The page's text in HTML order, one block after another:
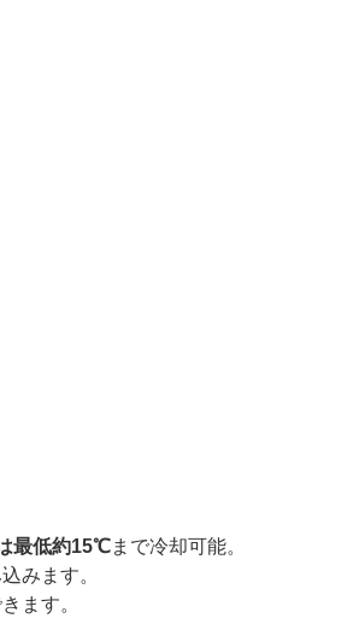
最低約15℃まで冷却可能。
みます。
ます。